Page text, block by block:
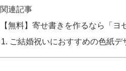
関連記事
【無料】寄せ書きを作るなら「ヨ
ご結婚祝いにおすすめの色紙デ